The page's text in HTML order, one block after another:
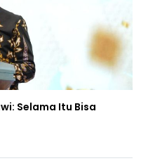
Selama Itu Bisa